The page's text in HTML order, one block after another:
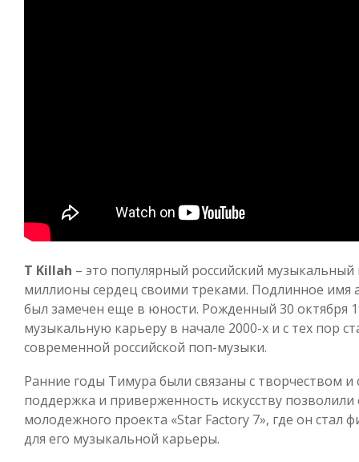
T Killah – это популярный российский
миллионы сердец своими треками. Подлинное имя
был замечен еще в юности. Рожденный 30 октября
музыкальную карьеру в начале 2000-х и с тех пор
современной российской поп-музыки.
Ранние годы Тимура были связаны с творчеством
поддержка и приверженность искусству позволили
молодежного проекта «Star Factory 7», где он стал
для его музыкальной карьеры.